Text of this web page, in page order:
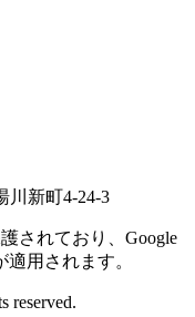
川新町4-24-3
されており、Google
適用されます。
reserved.